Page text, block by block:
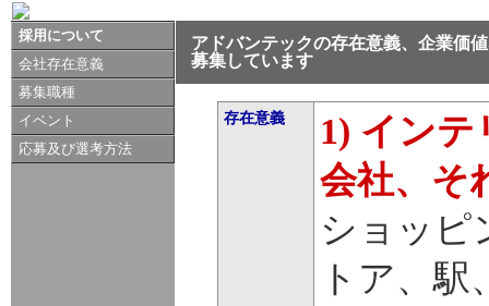
採用について
会社存在意義
募集職種
イベント
応募及び選考方法
アドバンテックの存在意義、企業価
募集しています
存在意義
1) イン
会社、そ
ショッピ
トア、